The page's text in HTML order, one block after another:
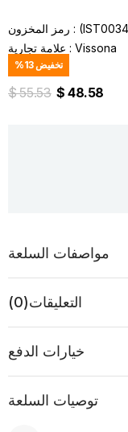
رمز المخزون
علامة تجارية : Vissona
%13تخفيض
$ 55.53 $ 48.58
مواصفات السلعة
التعليقات(0)
خيارات الدفع
توصيات السلعة